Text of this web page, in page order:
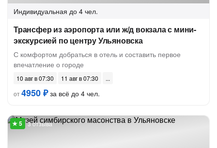
Индивидуальная до 4 чел.
Трансфер из аэропорта или ж/д вокзала с мини-
экскурсией по центру Ульяновска
С комфортом добраться в отель и составить первое
впечатление о городе
10 авг в 07:30
11 авг в 07:30
от4950 ₽за всё до 4 чел.
3 отзыва